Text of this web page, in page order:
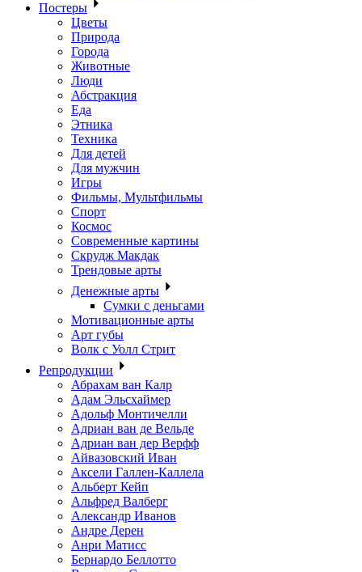
Постеры
Цветы
Природа
Города
Животные
Люди
Абстракция
Еда
Этника
Техника
Для детей
Для мужчин
Игры
Фильмы, Мультфильмы
Спорт
Космос
Современные картины
Скрудж Макдак
Трендовые арты
Денежные арты
Сумки с деньгами
Мотивационные арты
Арт губы
Волк с Уолл Стрит
Репродукции
Абрахам ван Калр
Адам Эльсхаймер
Адольф Монтичелли
Адриан ван де Вельде
Адриан ван дер Верфф
Айвазовский Иван
Аксели Галлен-Каллела
Альберт Кейп
Альфред Валберг
Александр Иванов
Андре Дерен
Анри Матисс
Бернардо Беллотто